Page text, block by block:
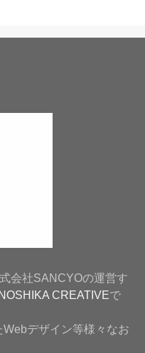
会社SANCYOの運営す
CREATIVEで
デザイン等様々なお